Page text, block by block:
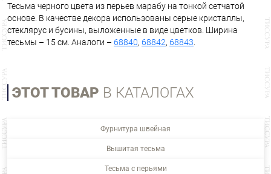
Тесьма черного цвета из перьев марабу на тонкой сетчатой
основе. В качестве декора использованы серые кристаллы,
стеклярус и бусины, выложенные в виде цветков. Ширина
тесьмы – 15 см. Аналоги – 68840, 68842, 68843.
ЭТОТ ТОВАР В КАТАЛОГАХ
Фурнитура швейная
Вышитая тесьма
Тесьма с перьями